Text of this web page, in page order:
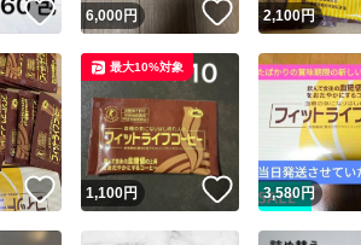
いいね！
6,000円 いいね！
2,100円
いいね！
1,100円 いいね！
最大10%対象
3,580円